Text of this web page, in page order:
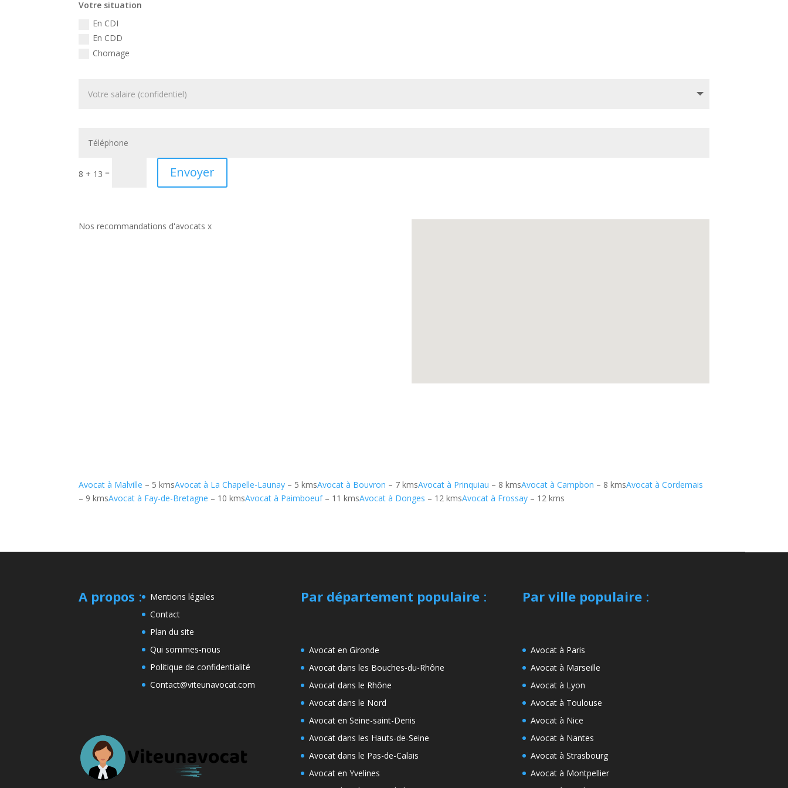
Votre situation
En CDI
En CDD
Chomage
8 + 13 = Envoyer
Nos recommandations d'avocats x
Avocat à Malville – 5 kmsAvocat à La Chapelle-Launay – 5 kmsAvocat à Bouvron – 7 kmsAvocat à Prinquiau – 8 kmsAvocat à Campbon – 8 kmsAvocat à Cordemais
– 9 kmsAvocat à Fay-de-Bretagne – 10 kmsAvocat à Paimboeuf– 11 kmsAvocat à Donges – 12 kmsAvocat à Frossay – 12 kms
A propos :
Mentions légales
Contact
Plan du site
Qui sommes-nous
Politique de confidentialité
Contact@viteunavocat.com
Par département populaire:
Avocat en Gironde
Avocat dans les Bouches-du-Rhône
Avocat dans le Rhône
Avocat dans le Nord
Avocat en Seine-saint-Denis
Avocat dans les Hauts-de-Seine
Avocat dans le Pas-de-Calais
Avocat en Yvelines
Par ville populaire:
Avocat à Paris
Avocat à Marseille
Avocat à Lyon
Avocat à Toulouse
Avocat à Nice
Avocat à Nantes
Avocat à Strasbourg
Avocat à Montpellier